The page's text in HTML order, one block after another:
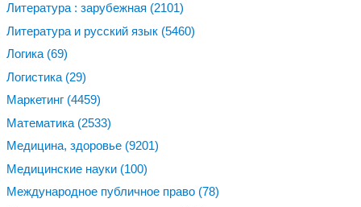
Литература : зарубежная (2101)
Литература и русский язык (5460)
Логика (69)
Логистика (29)
Маркетинг (4459)
Математика (2533)
Медицина, здоровье (9201)
Медицинские науки (100)
Международное публичное право (78)